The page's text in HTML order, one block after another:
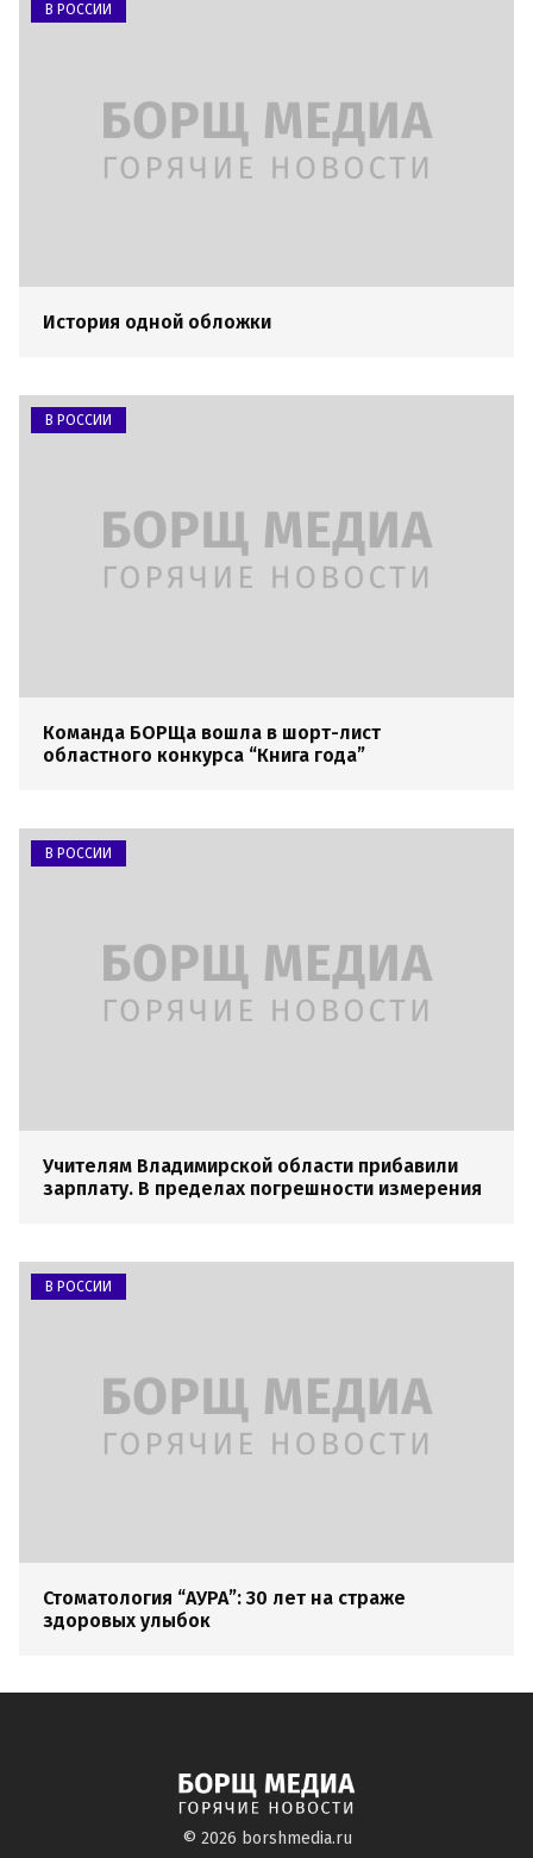
В РОССИИ
История одной обложки
В РОССИИ
Команда БОРЩа вошла в шорт-лист
областного конкурса “Книга года”
В РОССИИ
Учителям Владимирской области прибавили
зарплату. В пределах погрешности измерения
В РОССИИ
Стоматология “АУРА”: 30 лет на страже
здоровых улыбок
© 2026 borshmedia.ru